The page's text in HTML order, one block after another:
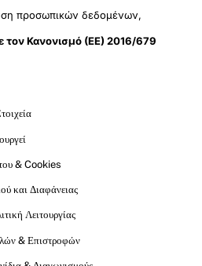
προσωπικών δεδομένων,
Κανονισμό (ΕΕ) 2016/679
& Cookies
και Διαφάνειας
Λειτουργίας
& Επιστροφών